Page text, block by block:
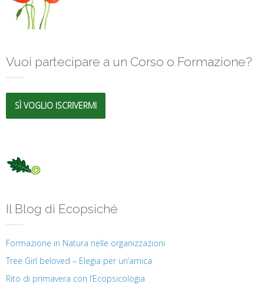
Vuoi partecipare a un Corso o Formazione?
SÌ VOGLIO ISCRIVERMI
Il Blog di Ecopsiché
Formazione in Natura nelle organizzazioni
Tree Girl beloved – Elegia per un’amica
Rito di primavera con l’Ecopsicologia